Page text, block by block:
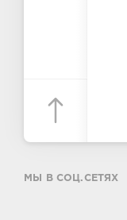
МЫ В СОЦ.СЕТЯХ